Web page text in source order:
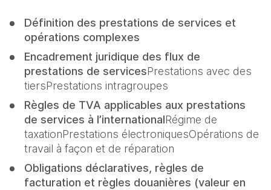
Définition des prestations de services et
opérations complexes
Encadrement juridique des flux de
prestations de servicesPrestations avec des
tiersPrestations intragroupes
Règles de TVA applicables aux prestations
de services à l’internationalRégime de
taxationPrestations électroniquesOpérations de
travail à façon et de réparation
Obligations déclaratives, règles de
facturation et règles douanières (valeur en